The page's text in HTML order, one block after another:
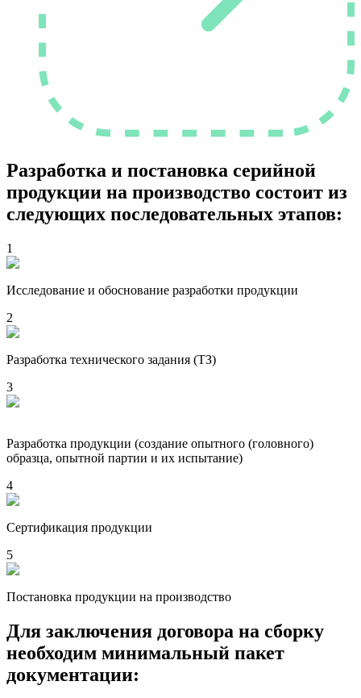
Разработка и постановка серийной
продукции на производство состоит из
следующих последовательных этапов:
1
Исследование и обоснование разработки продукции
2
Разработка технического задания (ТЗ)
3
Разработка продукции (создание опытного (головного)
образца, опытной партии и их испытание)
4
Сертификация продукции
5
Постановка продукции на производство
Для заключения договора на сборку
необходим минимальный пакет
документации: